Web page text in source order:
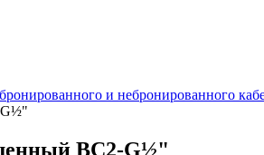
и небронированного
G½"
ВС2-G½"